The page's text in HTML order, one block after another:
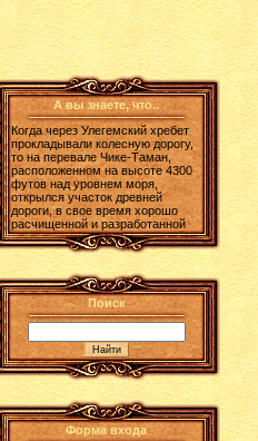
А вы знаете, что..
Когда через Улегемский хребет
прокладывали колесную дорогу,
то на перевале Чике-Таман,
расположенном на высоте 4300
футов над уровнем моря,
открылся участок древней
дороги, в свое время хорошо
расчищенной и разработанной
Поиск
Форма входа